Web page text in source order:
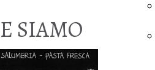
SIAMO